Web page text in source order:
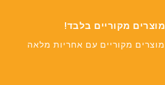
מוצרים מקוריים בלבד!
מוצרים מקוריים עם אחריות מלאה